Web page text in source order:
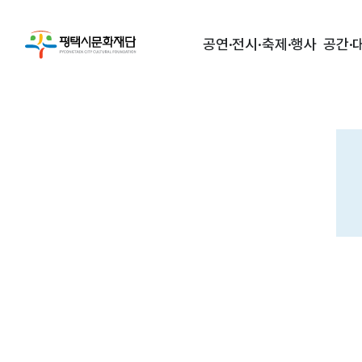
공연·전시·축제·행사 공간·